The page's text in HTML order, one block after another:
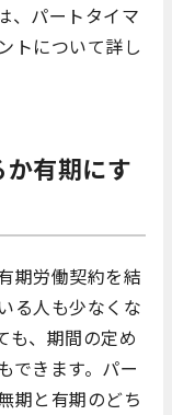
、パートタイマ
トについて詳し
有期にす
期労働契約を結
る人も少なくな
も、期間の定め
できます。パー
期と有期のどち